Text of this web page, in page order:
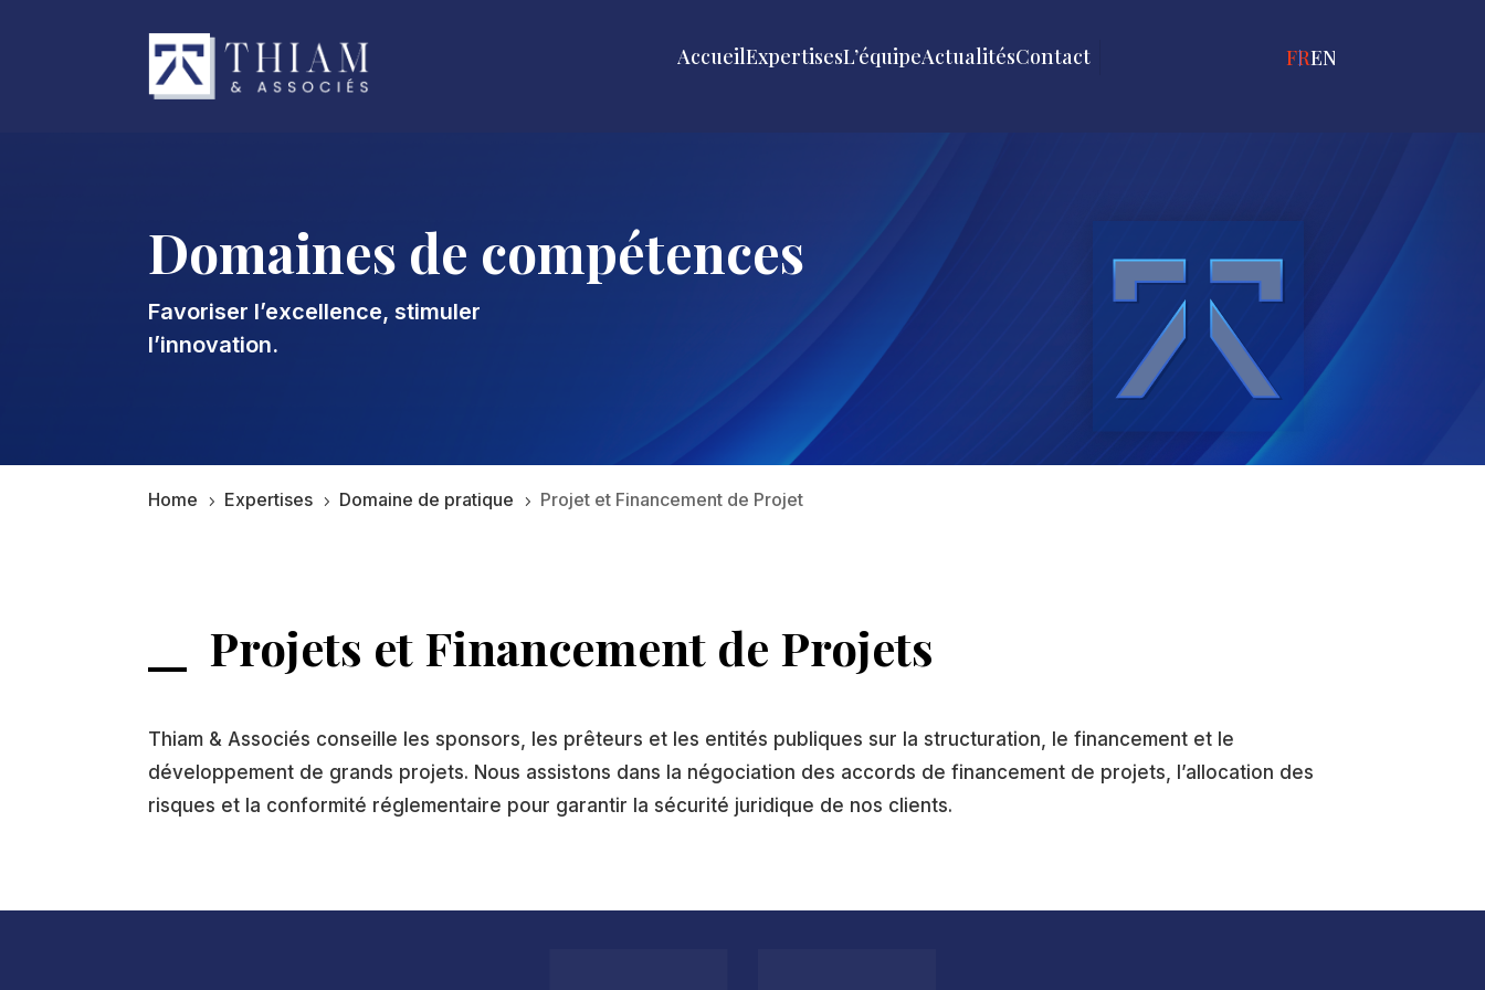
AccueilExpertisesL’équipeActualitésContact FRANÇAIS
ENGLISH
Domaines de compétences
Favoriser l’excellence, stimuler
l’innovation.
Home 5 Expertises 5 Domaine de pratique 5 Projet et Financement de Projet
Projets et Financement de Projets
Thiam & Associés conseille les sponsors, les prêteurs et les entités publiques sur la structuration, le financement et le
développement de grands projets. Nous assistons dans la négociation des accords de financement de projets, l’allocation des
risques et la conformité réglementaire pour garantir la sécurité juridique de nos clients.